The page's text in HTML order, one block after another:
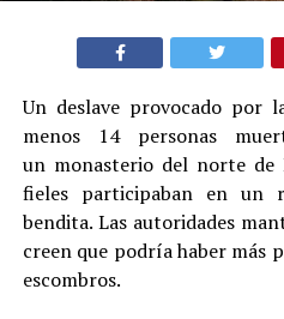
Un deslave provocado por
menos 14 personas
un monasterio del norte de
fieles participaban en un
bendita. Las autoridades
creen que podría haber más
escombros.